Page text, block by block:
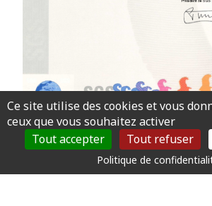
Ce site utilise des cookies et vous
ceux que vous souhaitez activer
Tout accepter
Tout refuser
Politique de